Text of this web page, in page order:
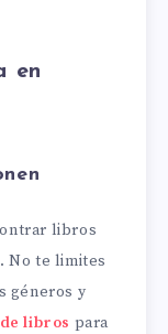
en
libros
No te limites
géneros y
libros para